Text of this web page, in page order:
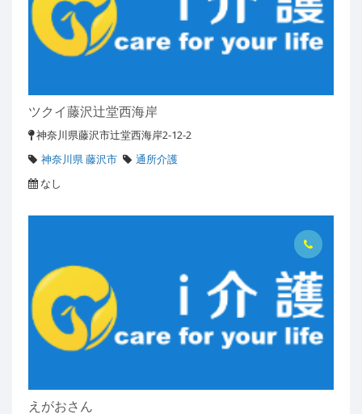
ツクイ藤沢辻堂西海岸
神奈川県藤沢市辻堂西海岸2-12-2
神奈川県 藤沢市
通所介護
なし
えがおさん